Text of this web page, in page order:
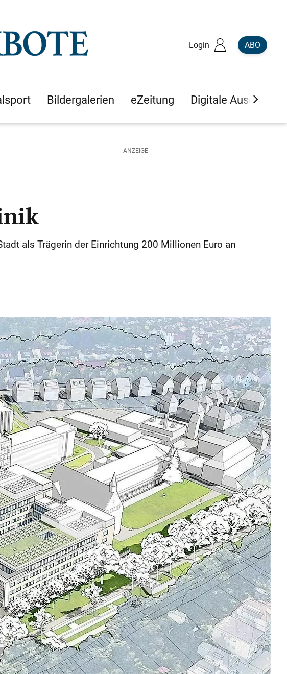
Login ABO
Bildergalerien eZeitung Digitale Ausgaben
als Trägerin der Einrichtung 200 Millionen Euro an